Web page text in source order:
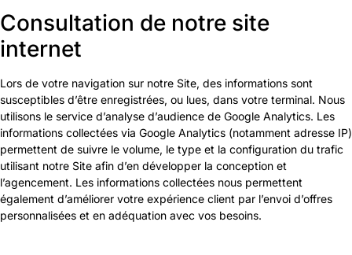
Consultation de notre site
internet
Lors de votre navigation sur notre Site, des informations sont
susceptibles d’être enregistrées, ou lues, dans votre terminal. Nous
utilisons le service d’analyse d’audience de Google Analytics. Les
informations collectées via Google Analytics (notamment adresse IP)
permettent de suivre le volume, le type et la configuration du trafic
utilisant notre Site afin d’en développer la conception et
l’agencement. Les informations collectées nous permettent
également d’améliorer votre expérience client par l’envoi d’offres
personnalisées et en adéquation avec vos besoins.